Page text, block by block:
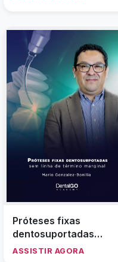
Próteses fixas
dentosuportadas
preparadas sem linha
ASSISTIR AGORA